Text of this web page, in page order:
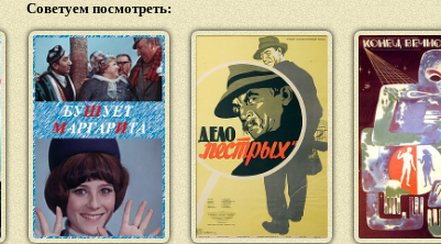
Советуем посмотреть: